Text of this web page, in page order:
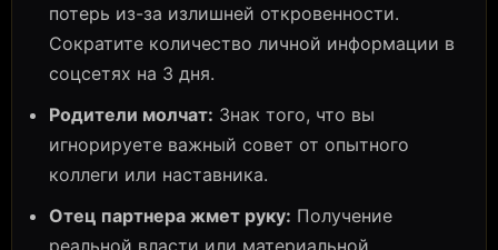
потерь из-за излишней откровенности.
Сократите количество личной информации в
соцсетях на 3 дня.
Родители молчат: Знак того, что вы
игнорируете важный совет от опытного
коллеги или наставника.
Отец партнера жмет руку: Получение
реальной власти или материальной